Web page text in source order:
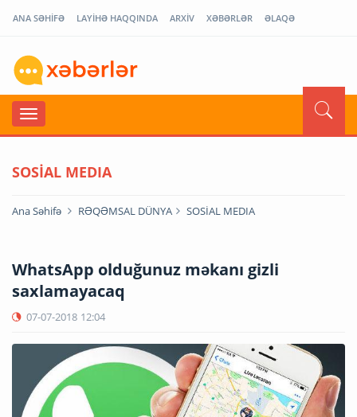
ANA SƏHİFƏ LAYİHƏ HAQQINDA ARXİV XƏBƏRLƏR ƏLAQƏ
SOSİAL MEDIA
Ana Səhifə RƏQƏMSAL DÜNYA SOSİAL MEDIA
WhatsApp olduğunuz məkanı gizli
saxlamayacaq
07-07-2018 12:04